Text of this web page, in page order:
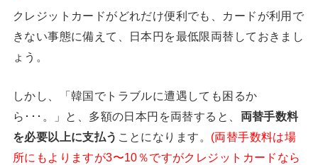
クレジットカードがどれだけ便利でも、カードが利用で
きない事態に備えて、日本円を最低限両替しておきまし
ょう。
しかし、「韓国でトラブルに遭遇しても困るか
ら･･･。」と、多額の日本円を両替すると、 両替手数料
を必要以上に支払う ことになります。 (両替手数料は場
所にもよりますが3〜10％ですがクレジットカードなら